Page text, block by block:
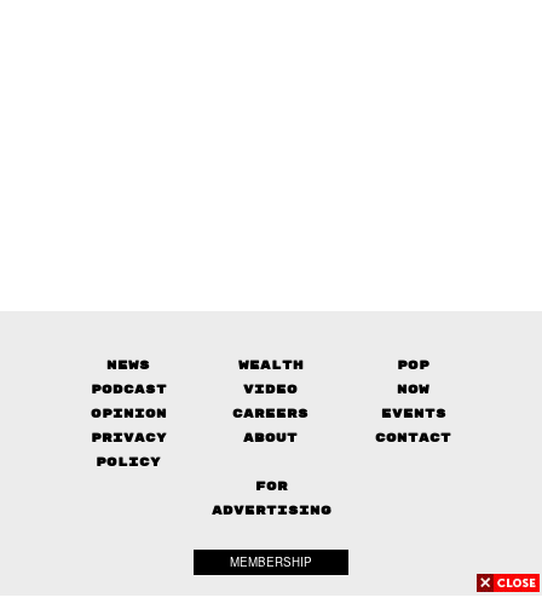
News Wealth
Pop
Podcast
Video
Now
Opinion
Careers
Events
Privacy
Policy
About Contact
FOR
ADVERTISING
MEMBERSHIP